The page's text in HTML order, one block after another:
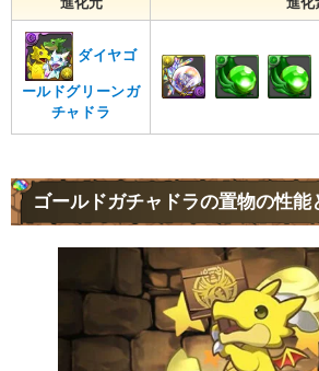
ダイヤゴ
ールドグリーンガ
チャドラ
ゴールドガチャドラの置物の性能